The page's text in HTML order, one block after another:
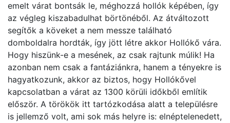
emelt várat bontsák le, méghozzá hollók képében, így
az végleg kiszabadulhat börtönéből. Az átváltozott
segítők a köveket a nem messze található
domboldalra hordták, így jött létre akkor Hollókő vára.
Hogy hiszünk-e a mesének, az csak rajtunk múlik! Ha
azonban nem csak a fantáziánkra, hanem a tényekre is
hagyatkozunk, akkor az biztos, hogy Hollókővel
kapcsolatban a várat az 1300 körüli időkből említik
először. A törökök itt tartózkodása alatt a településre
is jellemző volt, ami sok más helyre is: elnéptelenedett,